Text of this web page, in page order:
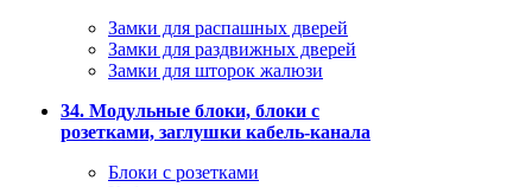
Замки для распашных дверей
Замки для раздвижных дверей
Замки для шторок жалюзи
34. Модульные блоки, блоки с
розетками, заглушки кабель-канала
Блоки с розетками